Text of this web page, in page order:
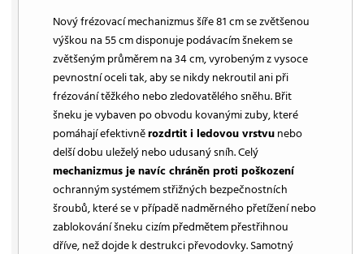
Nový frézovací mechanizmus šíře 81 cm se zvětšenou
výškou na 55 cm disponuje podávacím šnekem se
zvětšeným průměrem na 34 cm, vyrobeným z vysoce
pevnostní oceli tak, aby se nikdy nekroutil ani při
frézování těžkého nebo zledovatělého sněhu. Břit
šneku je vybaven po obvodu kovanými zuby, které
pomáhají efektivněrozdrtit i ledovou vrstvunebo
delší dobu uleželý nebo udusaný sníh. Celý
mechanizmus je navíc chráněn proti poškození
ochranným systémem střižných bezpečnostních
šroubů, které se v případě nadměrného přetížení nebo
zablokování šneku cizím předmětem přestřihnou
dříve, než dojde k destrukci převodovky. Samotný